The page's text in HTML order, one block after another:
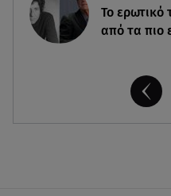
Το ερωτικό
από τα πιο